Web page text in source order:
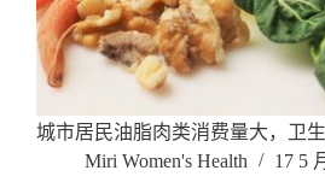
城市居民油脂肉类消费量大，卫
Miri Women's Health
17 5